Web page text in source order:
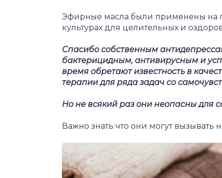
Эфирные масла были применены на
культурах для целительных и
Спасибо собственным
бактерицидным, антивирусным и
время обретают известность в
терапии для ряда задач со
Но не всякий раз они неопасны для
Важно знать что они могут